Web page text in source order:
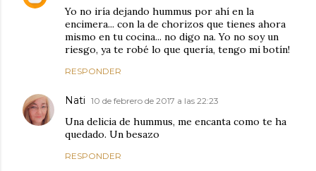
Yo no iría dejando hummus por ahí en la
encimera... con la de chorizos que tienes ahora
mismo en tu cocina... no digo na. Yo no soy un
riesgo, ya te robé lo que quería, tengo mi botín!
RESPONDER
Nati 10 de febrero de 2017 a las 22:23
Una delicia de hummus, me encanta como te ha
quedado. Un besazo
RESPONDER